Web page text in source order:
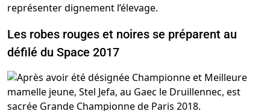
Les robes rouges et noires se préparent au
défilé du Space 2017